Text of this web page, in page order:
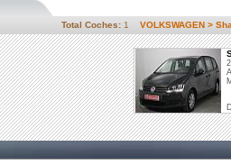
Total Coches: 1VOLKSWAGEN >